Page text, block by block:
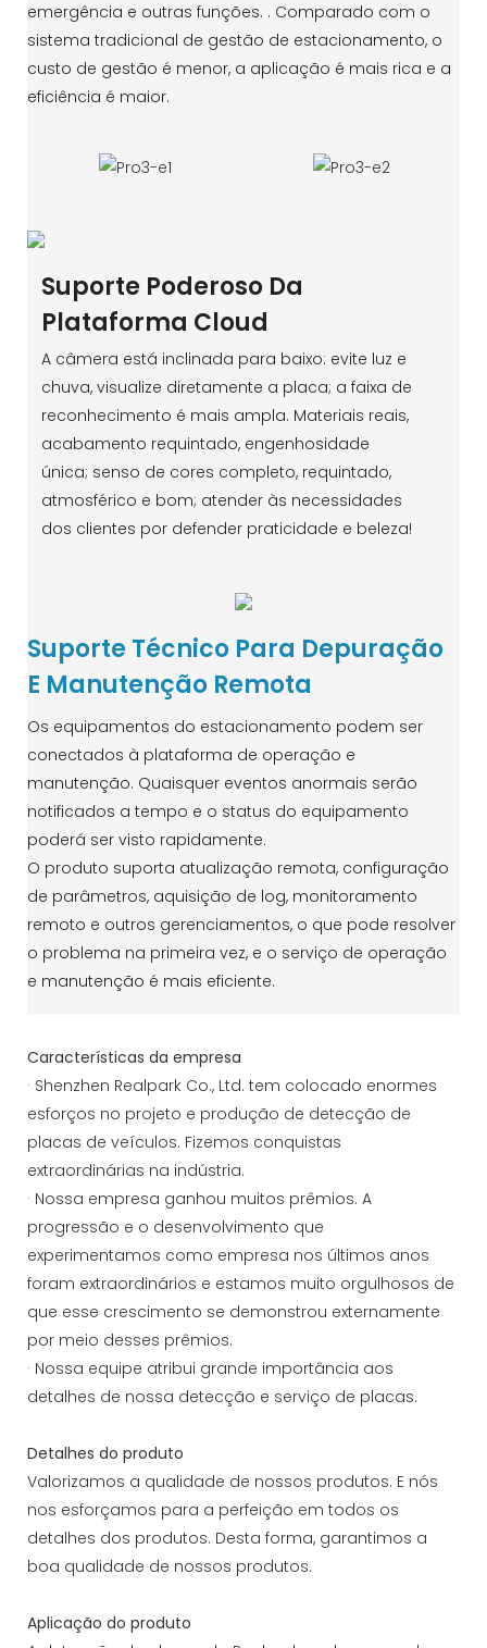
emergência e outras funções. . Comparado com o
sistema tradicional de gestão de estacionamento, o
custo de gestão é menor, a aplicação é mais rica e a
eficiência é maior.
Suporte Poderoso Da
Plataforma Cloud
A câmera está inclinada para baixo: evite luz e
chuva, visualize diretamente a placa; a faixa de
reconhecimento é mais ampla. Materiais reais,
acabamento requintado, engenhosidade
única; senso de cores completo, requintado,
atmosférico e bom; atender às necessidades
dos clientes por defender praticidade e beleza!
Suporte Técnico Para Depuração
E Manutenção Remota
Os equipamentos do estacionamento podem ser
conectados à plataforma de operação e
manutenção. Quaisquer eventos anormais serão
notificados a tempo e o status do equipamento
poderá ser visto rapidamente.
O produto suporta atualização remota, configuração
de parâmetros, aquisição de log, monitoramento
remoto e outros gerenciamentos, o que pode resolver
o problema na primeira vez, e o serviço de operação
e manutenção é mais eficiente.
Características da empresa
· Shenzhen Realpark Co., Ltd. tem colocado enormes
esforços no projeto e produção de detecção de
placas de veículos. Fizemos conquistas
extraordinárias na indústria.
· Nossa empresa ganhou muitos prêmios. A
progressão e o desenvolvimento que
experimentamos como empresa nos últimos anos
foram extraordinários e estamos muito orgulhosos de
que esse crescimento se demonstrou externamente
por meio desses prêmios.
· Nossa equipe atribui grande importância aos
detalhes de nossa detecção e serviço de placas.
Detalhes do produto
Valorizamos a qualidade de nossos produtos. E nós
nos esforçamos para a perfeição em todos os
detalhes dos produtos. Desta forma, garantimos a
boa qualidade de nossos produtos.
Aplicação do produto